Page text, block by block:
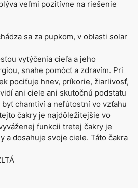
veľmi pozitívne na riešenie
sa za pupkom, v oblasti solar
vytýčenia cieľa a jeho
snahe pomôcť a zdravím. Pri
pociťuje hnev, príkorie, žiarlivosť,
ani ciele ani skutočnú podstatu
chamtiví a neľútostní vo vzťahu
čakry je najdôležitejšie vo
funkcii tretej čakry je
a dosahuje svoje ciele. Táto čakra